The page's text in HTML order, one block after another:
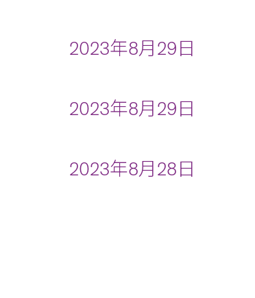
2023年8月29日
2023年8月29日
2023年8月28日